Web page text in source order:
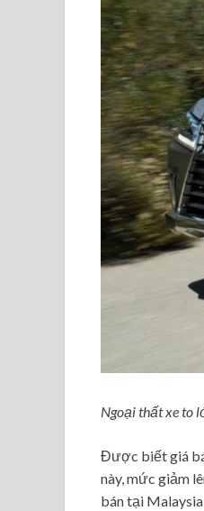
Ngoại thất xe to
Được biết giá
này, mức giảm
bán tại